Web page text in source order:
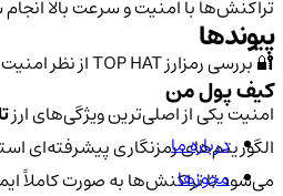
تراکنش‌ها با امنیت و سرعت بالا انجام
🔐 بررسی رمزارز TOP HAT از نظر امنیت
امنیت یکی از اصلی‌ترین ویژگی‌های ارز
الگوریتم‌های رمزنگاری پیشرفته‌ای
می‌شود تا تراکنش‌ها به صورت کاملاً
پیوندها
کیف پول من
درباره ما
مجوزها